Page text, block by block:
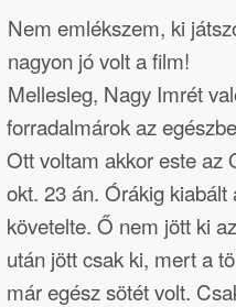
Nem emlékszem, ki
nagyon jó volt a film!
Mellesleg, Nagy Imrét
forradalmárok az
Ott voltam akkor este az
okt. 23 án. Órákig
követelte. Ő nem jött ki
után jött csak ki, mert a
már egész sötét volt.